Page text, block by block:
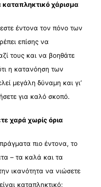
χάρισμα
έντονα τον πόνο των
επίσης να
τους και να βοηθάτε
η κατανόηση των
μεγάλη δύναμη και γι’
για καλό σκοπό.
χαρά χωρίς όρια
πιο έντονα, το
– τα καλά και τα
ικανότητα να νιώσετε
καταπληκτικό;